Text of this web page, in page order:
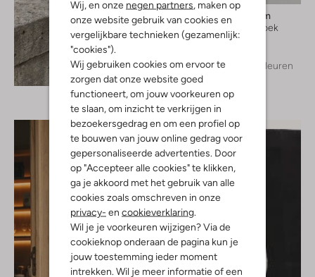
Wij, en onze negen partners , maken op
onze website gebruik van cookies en
vergelijkbare technieken (gezamenlijk:
"cookies").
Wij gebruiken cookies om ervoor te
zorgen dat onze website goed
functioneert, om jouw voorkeuren op
te slaan, om inzicht te verkrijgen in
bezoekersgedrag en om een profiel op
te bouwen van jouw online gedrag voor
gepersonaliseerde advertenties. Door
op "Accepteer alle cookies" te klikken,
ga je akkoord met het gebruik van alle
cookies zoals omschreven in onze
privacy- en cookieverklaring
Wil je je voorkeuren wijzigen? Via de
cookieknop onderaan de pagina kun je
jouw toestemming ieder moment
intrekken. Wil je meer informatie of een
Ontdek de look
Modström
Wijde broek
€ 99,99
+ meer kleuren